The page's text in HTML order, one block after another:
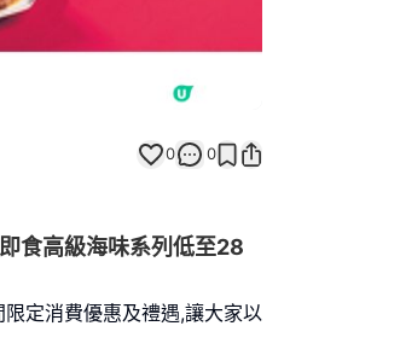
0 0
食高級海味系列低至28
定消費優惠及禮遇,讓大家以